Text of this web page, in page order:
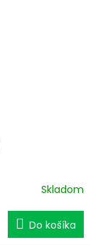
Skladom
Do košíka